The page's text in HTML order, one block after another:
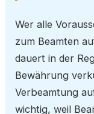
Wer alle
zum Beamten
dauert in der
Bewährung
Verbeamtung
wichtig, weil